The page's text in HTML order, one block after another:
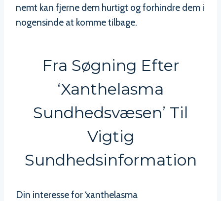
nemt kan fjerne dem hurtigt og forhindre dem i
nogensinde at komme tilbage.
Fra Søgning Efter
‘xanthelasma
Sundhedsvæsen’ Til
Vigtig
Sundhedsinformation
Din interesse for ‘xanthelasma